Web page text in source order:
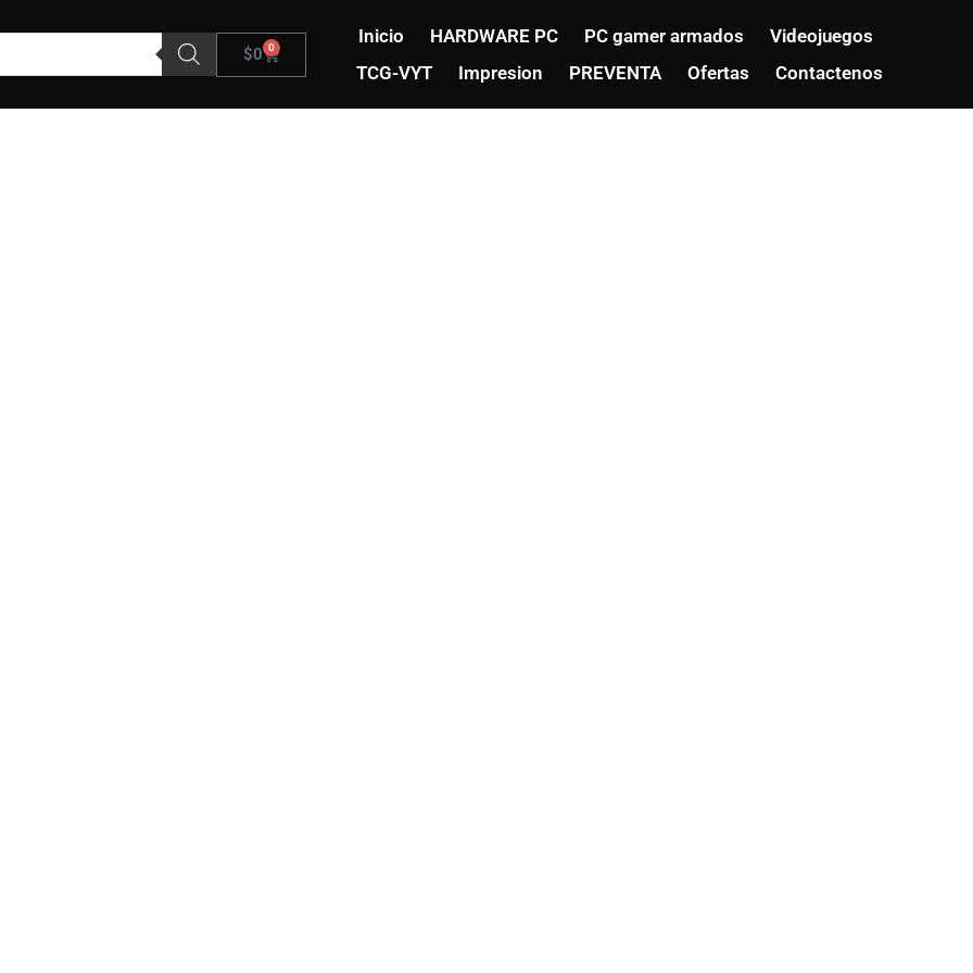
$0 0
Carrito
Inicio HARDWARE PC PC gamer armados
Videojuegos
TCG-VYT
Impresion PREVENTA Ofertas Contactenos